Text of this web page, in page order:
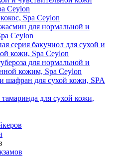
Ceylon
Spa Ceylon
для нормальной и
Ceylon
серия бакучиол для сухой и
кожи, Spa Ceylon
для нормальной и
кожим, Spa Ceylon
шафран для сухой кожи, SPA
для сухой кожи,